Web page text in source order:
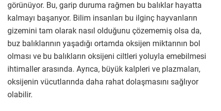
görünüyor. Bu, garip duruma rağmen bu balıklar hayatta
kalmayı başarıyor. Bilim insanları bu ilginç hayvanların
gizemini tam olarak nasıl olduğunu çözememiş olsa da,
buz balıklarının yaşadığı ortamda oksijen miktarının bol
olması ve bu balıkların oksijeni ciltleri yoluyla emebilmesi
ihtimaller arasında. Ayrıca, büyük kalpleri ve plazmaları,
oksijenin vücutlarında daha rahat dolaşmasını sağlıyor
olabilir.